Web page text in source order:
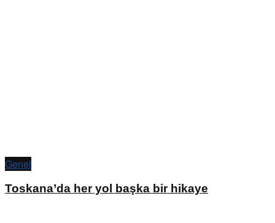
Genel
Toskana’da her yol başka bir hikaye